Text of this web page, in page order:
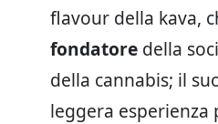
flavour della kava,
fondatore della
della cannabis; il
leggera